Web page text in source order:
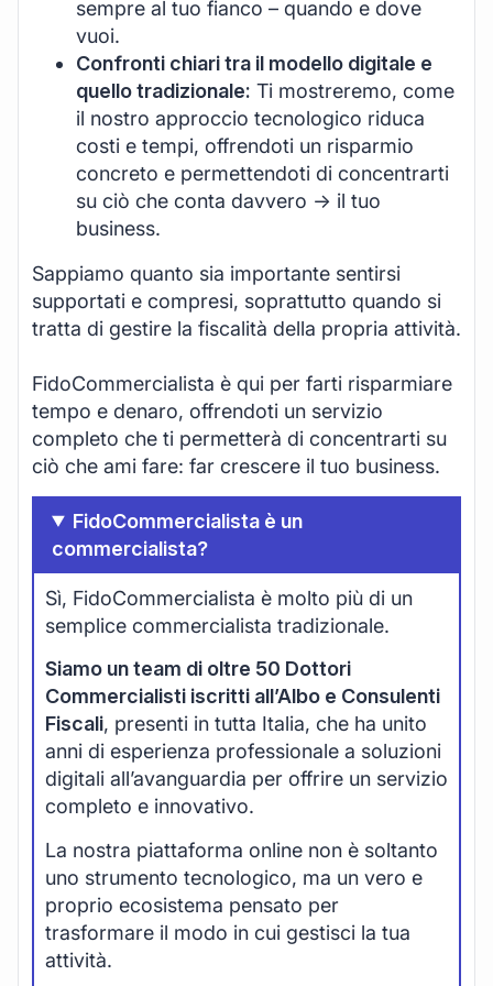
sempre al tuo fianco – quando e dove
vuoi.
Confronti chiari tra il modello digitale e
quello tradizionale: Ti mostreremo, come
il nostro approccio tecnologico riduca
costi e tempi, offrendoti un risparmio
concreto e permettendoti di concentrarti
su ciò che conta davvero -> il tuo
business.
Sappiamo quanto sia importante sentirsi
supportati e compresi, soprattutto quando si
tratta di gestire la fiscalità della propria attività.
FidoCommercialista è qui per farti risparmiare
tempo e denaro, offrendoti un servizio
completo che ti permetterà di concentrarti su
ciò che ami fare: far crescere il tuo business.
FidoCommercialista è un
commercialista?
Sì, FidoCommercialista è molto più di un
semplice commercialista tradizionale.
Siamo un team di oltre 50 Dottori
Commercialisti iscritti all’Albo e Consulenti
Fiscali, presenti in tutta Italia, che ha unito
anni di esperienza professionale a soluzioni
digitali all’avanguardia per offrire un servizio
completo e innovativo.
La nostra piattaforma online non è soltanto
uno strumento tecnologico, ma un vero e
proprio ecosistema pensato per
trasformare il modo in cui gestisci la tua
attività.